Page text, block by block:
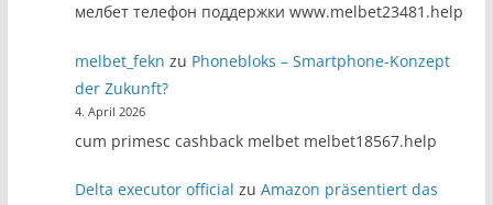
мелбет телефон поддержки www.melbet23481.help
melbet_fekn zu Phonebloks – Smartphone-Konzept
der Zukunft?
4. April 2026
cum primesc cashback melbet melbet18567.help
Delta executor official zuAmazon präsentiert das